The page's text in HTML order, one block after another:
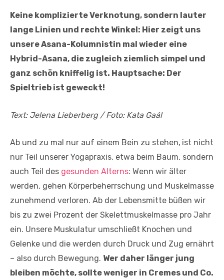
Keine komplizierte Verknotung, sondern lauter
lange Linien und rechte Winkel: Hier zeigt uns
unsere Asana-Kolumnistin mal wieder eine
Hybrid-Asana, die zugleich ziemlich simpel und
ganz schön kniffelig ist. Hauptsache: Der
Spieltrieb ist geweckt!
Text: Jelena Lieberberg / Foto: Kata Gaál
Ab und zu mal nur auf einem Bein zu stehen, ist nicht
nur Teil unserer Yogapraxis, etwa beim Baum, sondern
auch Teil des gesunden Alterns: Wenn wir älter
werden, gehen Körperbeherrschung und Muskelmasse
zunehmend verloren. Ab der Lebensmitte büßen wir
bis zu zwei Prozent der Skelettmuskelmasse pro Jahr
ein. Unsere Muskulatur umschließt Knochen und
Gelenke und die werden durch Druck und Zug ernährt
– also durch Bewegung. Wer daher länger jung
bleiben möchte, sollte weniger in Cremes und Co.